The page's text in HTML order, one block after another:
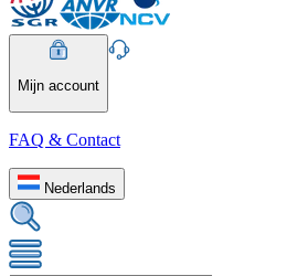
Mijn account
FAQ & Contact
Nederlands